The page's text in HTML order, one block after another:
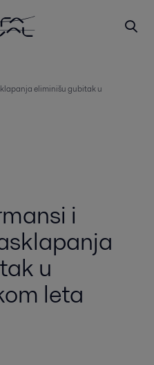
eliminišu gubitak u
i
u
leta